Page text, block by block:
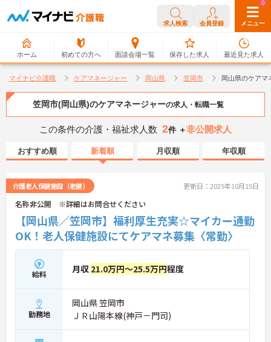
求人検索 会員登録 メニュー
ホーム 初めての方へ 面談会場一覧
0
保存した求人
0
最近見た求人
マイナビ介護職 ケアマネージャー 岡山県 笠岡市 岡山県のケアマ
笠岡市(岡山県)のケアマネージャーの求人・転職一覧
この条件の介護・福祉求人数 2件 ＋非公開求人
おすすめ順 新着順 月収順 年収順
介護老人保健施設（老健） 更新日：2025年10月15日
名称非公開 ※詳細はお問合せください
【岡山県／笠岡市】福利厚生充実☆マイカー通勤
OK！老人保健施設にてケアマネ募集〈常勤〉
給料 月収 21.0万円～25.5万円程度
勤務地
岡山県 笠岡市
ＪＲ山陽本線(神戸－門司)